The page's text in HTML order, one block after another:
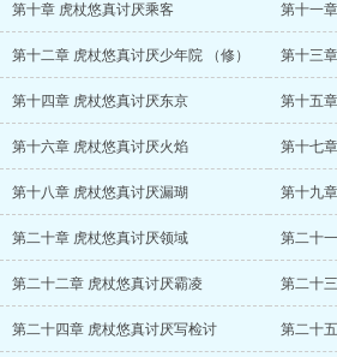
经历，其他CP会标记；灵魂睡过宿傩，和
为IF可能BG或是跟其他CP所以xing向标
人，是因为有重视的人在才选择约束自己
传统的大家长xing格！ PPS. 战国时代的
（合作关系）、情人（男女都有）和子女
第十章 虎杖悠真讨厌乘客 第十一
第十二章 虎杖悠真讨厌少年院 （修） 第十三
第十四章 虎杖悠真讨厌东京 第十五
第十六章 虎杖悠真讨厌火焰 第十七
第十八章 虎杖悠真讨厌漏瑚 第十九
第二十章 虎杖悠真讨厌领域 第二十
第二十二章 虎杖悠真讨厌霸凌 第二十
第二十四章 虎杖悠真讨厌写检讨 第二十